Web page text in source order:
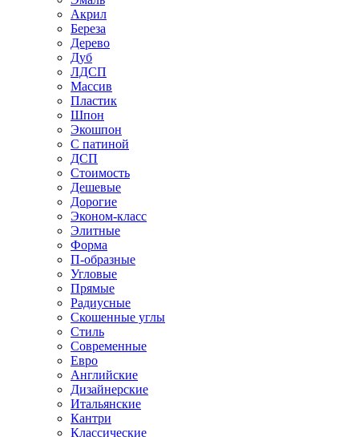
Акрил
Береза
Дерево
Дуб
ЛДСП
Массив
Пластик
Шпон
Экошпон
С патиной
ДСП
Стоимость
Дешевые
Дорогие
Эконом-класс
Элитные
Форма
П-образные
Угловые
Прямые
Радиусные
Скошенные углы
Стиль
Современные
Евро
Английские
Дизайнерские
Итальянские
Кантри
Классические